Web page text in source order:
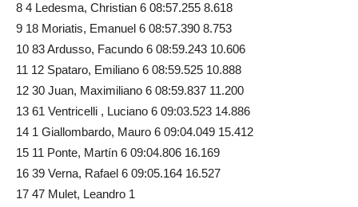
8 4 Ledesma, Christian 6 08:57.255 8.618
9 18 Moriatis, Emanuel 6 08:57.390 8.753
10 83 Ardusso, Facundo 6 08:59.243 10.606
11 12 Spataro, Emiliano 6 08:59.525 10.888
12 30 Juan, Maximiliano 6 08:59.837 11.200
13 61 Ventricelli , Luciano 6 09:03.523 14.886
14 1 Giallombardo, Mauro 6 09:04.049 15.412
15 11 Ponte, Martín 6 09:04.806 16.169
16 39 Verna, Rafael 6 09:05.164 16.527
17 47 Mulet, Leandro 1